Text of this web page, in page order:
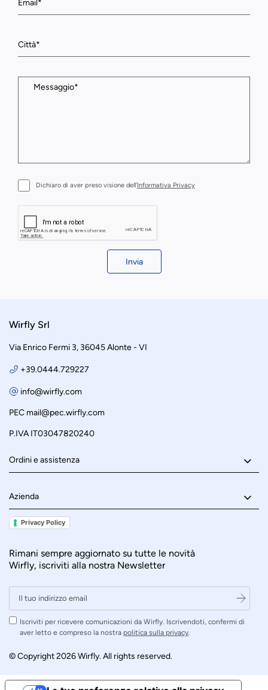
Dichiaro di aver preso visione dell’Informativa Privacy
Invia
Wirfly Srl
Via Enrico Fermi 3, 36045 Alonte - VI
+39.0444.729227
info@wirfly.com
PEC mail@pec.wirfly.com
P.IVA IT03047820240
Ordini e assistenza
Azienda
Privacy Policy
Rimani sempre aggiornato su tutte le novità
Wirfly, iscriviti alla nostra Newsletter
Iscriviti per ricevere comunicazioni da Wirfly. Iscrivendoti, confermi di
aver letto e compreso la nostra politica sulla privacy
© Copyright 2026 Wirfly. All rights reserved.